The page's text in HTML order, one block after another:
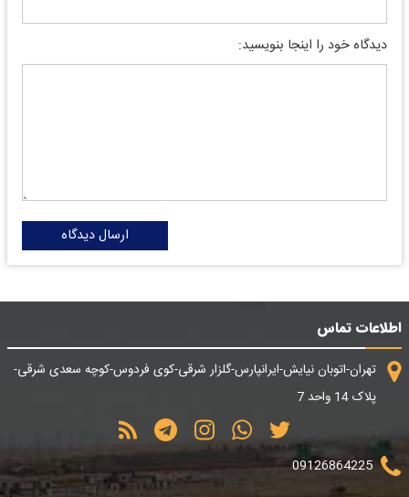
دیدگاه خود را اینجا بنویسید:
ارسال دیدگاه
اطلاعات تماس
تهران-اتوبان نیایش-ایرانپارس-گلزار شرقی-کوی فردوس-کوچه سعدی شرقی-
پلاک 14 واحد 7
09126864225